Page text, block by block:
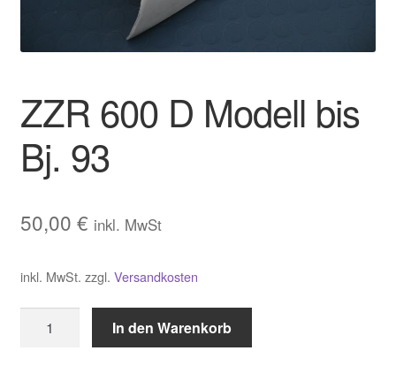
Zahlungsarten und Versand
ZZR 600 D Modell bis
Bj. 93
50,00 € inkl. MwSt
inkl. MwSt. zzgl. Versandkosten
In den Warenkorb